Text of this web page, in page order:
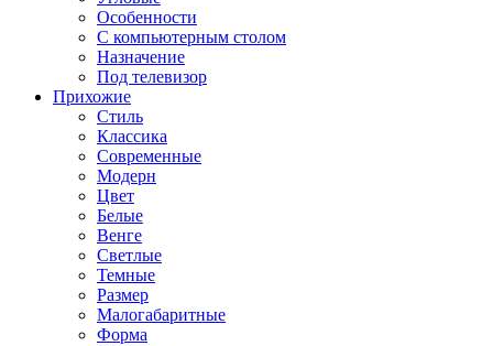
Особенности
С компьютерным столом
Назначение
Под телевизор
Прихожие
Стиль
Классика
Современные
Модерн
Цвет
Белые
Венге
Светлые
Темные
Размер
Малогабаритные
Форма